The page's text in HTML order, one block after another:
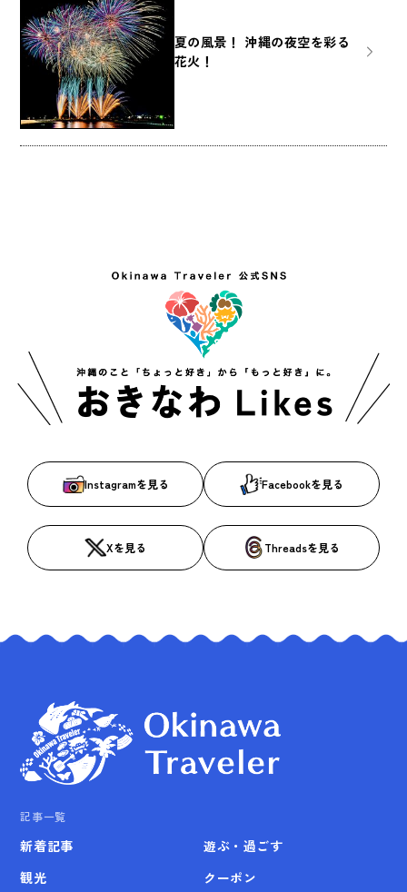
夏の風景！ 沖縄の夜空を彩る
花火！
Instagramを見る Facebookを見る
Xを見る Threadsを見る
記事一覧
新着記事
観光
遊ぶ・過ごす
クーポン